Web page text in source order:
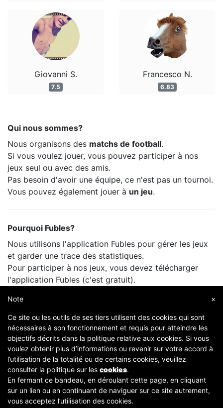
Giovanni S.
7.5
Francesco N.
6.83
Qui nous sommes?
Nous organisons des matchs de football.
Si vous voulez jouer, vous pouvez participer à nos
jeux seul ou avec des amis.
Pas besoin d'avoir une équipe, ce n'est pas un tournoi.
Vous pouvez également jouer à un jeu.
Pourquoi Fubles?
Nous utilisons l'application Fubles pour gérer les jeux
et garder une trace des statistiques.
Pour participer à nos jeux, vous devez télécharger
l'application Fubles (c'est gratuit).
vous jouez avec vos amis.
Copyright © 2007-2026 Fubles Srl, Via Disciplini 18, 20123 Milano - CF/P.IVA 06769730968 - Capitale
sociale €63.675,52 i.v. - Camera di commercio di Milano
×
Note
Ce site ou les outils de ses tiers utilisent des cookies qui sont
nécessaires à son fonctionnement et requis pour atteindre les
objectifs décrits dans la politique relative aux cookies. Si vous
voulez obtenir plus d’informations ou revenir sur votre accord à
l’utilisation de la totalité ou de certains cookies, veuillez
consulter la politique sur les cookies.
En fermant ce bandeau, en déroulant cette page, en cliquant
sur un lien ou en continuant de naviguer sur ce site autrement,
vous acceptez l’utilisation des cookies.